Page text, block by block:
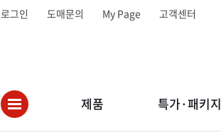
로그인 도매문의 My Page 고객센터
제품 특가·패키지